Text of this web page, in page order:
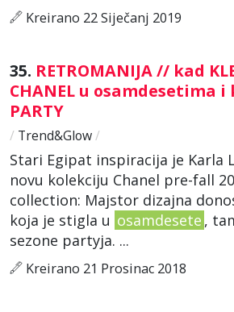
Kreirano 22 Siječanj 2019
35. RETROMANIJA // kad
CHANEL u osamdesetima i
PARTY
/ Trend&Glow/
Stari Egipat inspiracija je Karla
novu kolekciju Chanel pre-fall
collection: Majstor dizajna
koja je stigla u osamdesete ,
sezone partyja. ...
Kreirano 21 Prosinac 2018